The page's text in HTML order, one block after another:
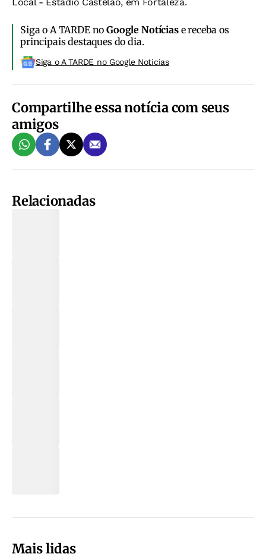
Siga o A TARDE noGoogle Notíciase receba os
principais destaques do dia.
Siga o A TARDE no Google Noticias
Compartilhe essa notícia com seus
amigos
Relacionadas
Mais lidas